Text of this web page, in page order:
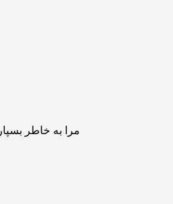
مرا به خاطر بسپار